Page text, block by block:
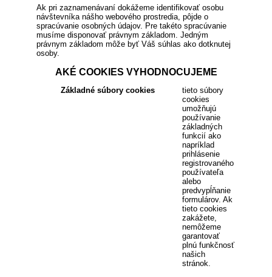
Ak pri zaznamenávaní dokážeme identifikovať osobu
návštevníka nášho webového prostredia, pôjde o
spracúvanie osobných údajov. Pre takéto spracúvanie
musíme disponovať právnym základom. Jedným
právnym základom môže byť Váš súhlas ako dotknutej
osoby.
AKÉ COOKIES VYHODNOCUJEME
Základné súbory cookies
tieto súbory
cookies
umožňujú
používanie
základných
funkcií ako
napríklad
prihlásenie
registrovaného
používateľa
alebo
predvypĺňanie
formulárov. Ak
tieto cookies
zakážete,
nemôžeme
garantovať
plnú funkčnosť
našich
stránok.